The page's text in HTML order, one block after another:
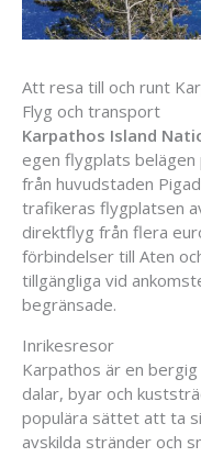
Att resa till och runt
Flyg och transport
Karpathos Island
egen flygplats
från huvudstaden
trafikeras flygplatsen
direktflyg från flera
förbindelser till Aten
tillgängliga vid
begränsade.
Inrikesresor
Karpathos är en
dalar, byar och
populära sättet att ta
avskilda stränder och